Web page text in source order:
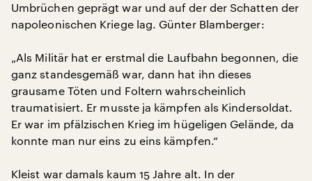
Umbrüchen geprägt war und auf der der Schatten der
napoleonischen Kriege lag. Günter Blamberger:
„Als Militär hat er erstmal die Laufbahn begonnen, die
ganz standesgemäß war, dann hat ihn dieses
grausame Töten und Foltern wahrscheinlich
traumatisiert. Er musste ja kämpfen als Kindersoldat.
Er war im pfälzischen Krieg im hügeligen Gelände, da
konnte man nur eins zu eins kämpfen.“
Kleist war damals kaum 15 Jahre alt. In der